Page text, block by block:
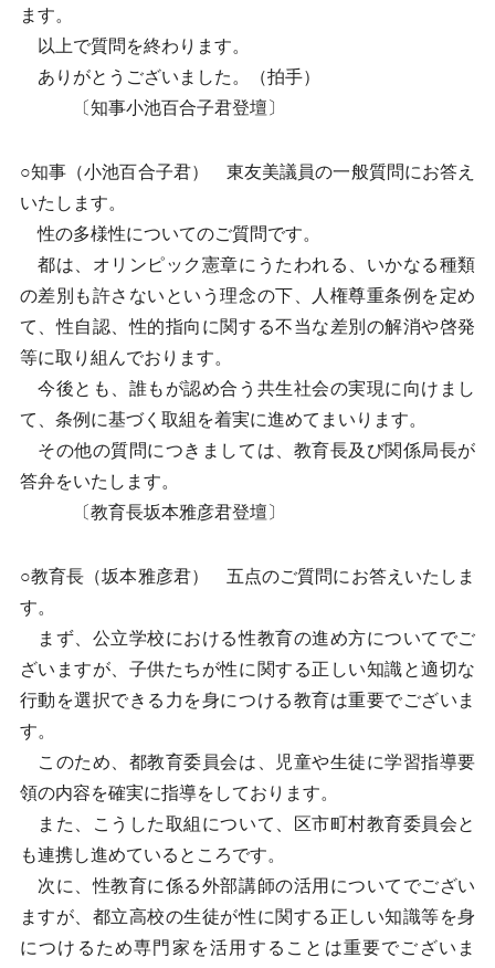
ます。
以上で質問を終わります。
ありがとうございました。（拍手）
〔知事小池百合子君登壇〕
○知事（小池百合子君） 東友美議員の一般質問にお答え
いたします。
性の多様性についてのご質問です。
都は、オリンピック憲章にうたわれる、いかなる種類
の差別も許さないという理念の下、人権尊重条例を定め
て、性自認、性的指向に関する不当な差別の解消や啓発
等に取り組んでおります。
今後とも、誰もが認め合う共生社会の実現に向けまし
て、条例に基づく取組を着実に進めてまいります。
その他の質問につきましては、教育長及び関係局長が
答弁をいたします。
〔教育長坂本雅彦君登壇〕
○教育長（坂本雅彦君） 五点のご質問にお答えいたしま
す。
まず、公立学校における性教育の進め方についてでご
ざいますが、子供たちが性に関する正しい知識と適切な
行動を選択できる力を身につける教育は重要でございま
す。
このため、都教育委員会は、児童や生徒に学習指導要
領の内容を確実に指導をしております。
また、こうした取組について、区市町村教育委員会と
も連携し進めているところです。
次に、性教育に係る外部講師の活用についてでござい
ますが、都立高校の生徒が性に関する正しい知識等を身
につけるため専門家を活用することは重要でございま